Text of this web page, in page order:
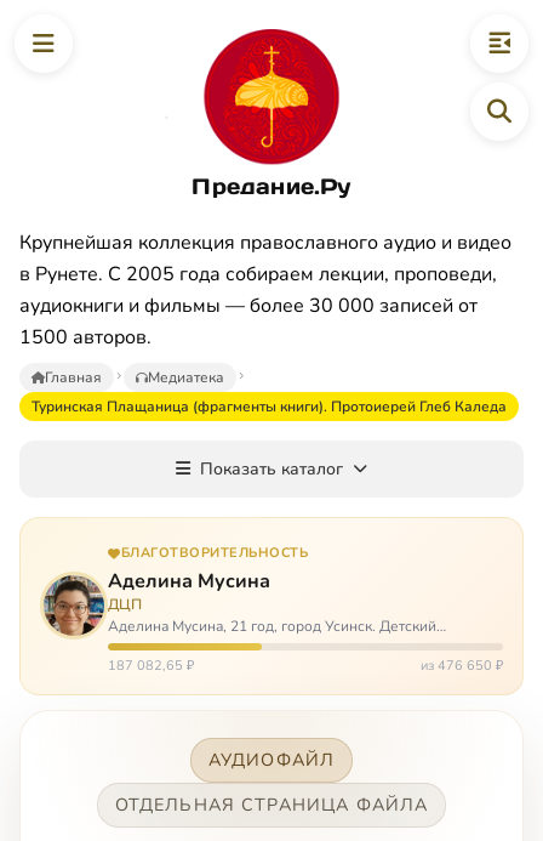
Предание.Ру
Крупнейшая коллекция православного аудио и видео
в Рунете. С 2005 года собираем лекции, проповеди,
аудиокниги и фильмы — более 30 000 записей от
1500 авторов.
Главная
Медиатека
Туринская Плащаница (фрагменты книги). Протоиерей Глеб Каледа
Показать каталог
БЛАГОТВОРИТЕЛЬНОСТЬ
Аделина Мусина
ДЦП
Аделина Мусина, 21 год, город Усинск. Детский
церебральный паралич, передвигается на ходунках или
коляске. Аделине требуется помощь, чтобы ноги
187 082,65 ₽ из 476 650 ₽
АУДИОФАЙЛ
ОТДЕЛЬНАЯ СТРАНИЦА ФАЙЛА